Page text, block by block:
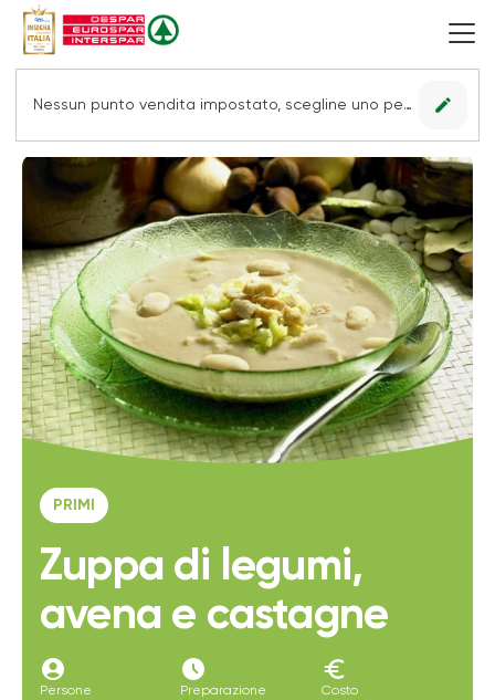
Nessun punto vendita impostato, scegline uno per vedere le offerte. edit
PRIMI
Zuppa di legumi,
avena e castagne
account_circle
Persone
access_time_filled
Preparazione
euro
Costo